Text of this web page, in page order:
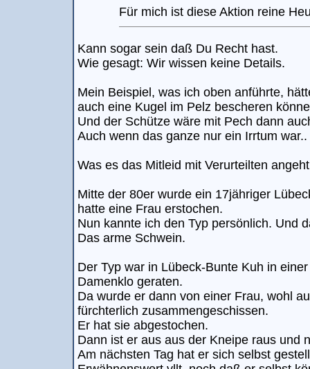
Für mich ist diese Aktion reine
Kann sogar sein daß Du Recht hast.
Wie gesagt: Wir wissen keine Details.
Mein Beispiel, was ich oben anführte,
auch eine Kugel im Pelz bescheren
Und der Schütze wäre mit Pech dann
Auch wenn das ganze nur ein Irrtum war..
Was es das Mitleid mit Verurteilten
Mitte der 80er wurde ein 17jähriger
hatte eine Frau erstochen.
Nun kannte ich den Typ persönlich. Und
Das arme Schwein.
Der Typ war in Lübeck-Bunte Kuh in
Damenklo geraten.
Da wurde er dann von einer Frau, wohl
fürchterlich zusammengeschissen.
Er hat sie abgestochen.
Dann ist er aus aus der Kneipe raus und
Am nächsten Tag hat er sich selbst